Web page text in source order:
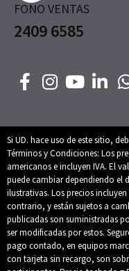
FONO VENTAS
2409 6585
Si UD. hace uso de este sitio,
Términos y Condiciones: Los
americanos e incluyen IVA. El
puede cambiar dependiendo el
ilustrativas. Los precios
contrario, y están sujetos a
publicadas son suministradas
ser modificadas por estos.
pago contado, en equipos
con tarjeta sin recargo, son